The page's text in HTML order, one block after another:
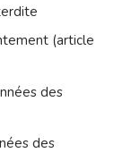
(article
des
des